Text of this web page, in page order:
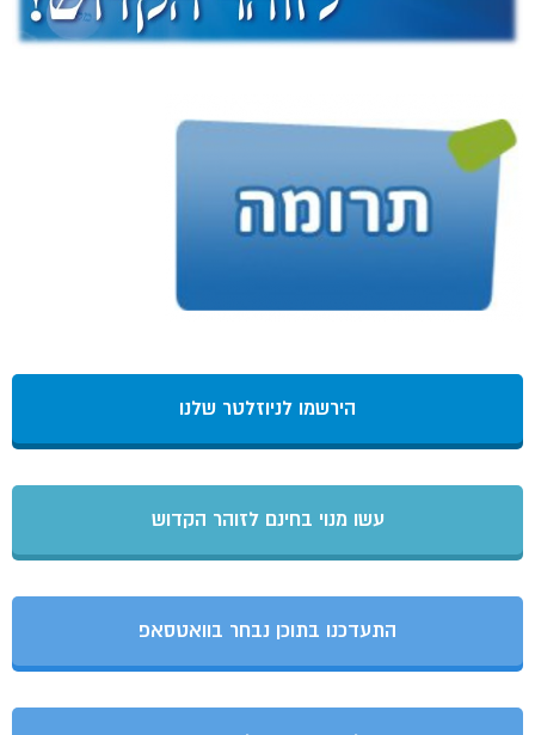
הירשמו לניוזלטר שלנו
עשו מנוי בחינם לזוהר הקדוש
התעדכנו בתוכן נבחר בוואטסאפ